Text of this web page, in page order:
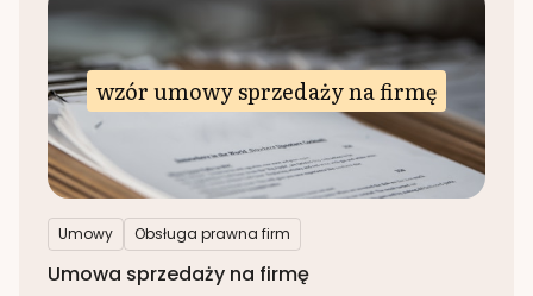
wzór umowy sprzedaży na firmę
Umowy Obsługa prawna firm
Umowa sprzedaży na firmę